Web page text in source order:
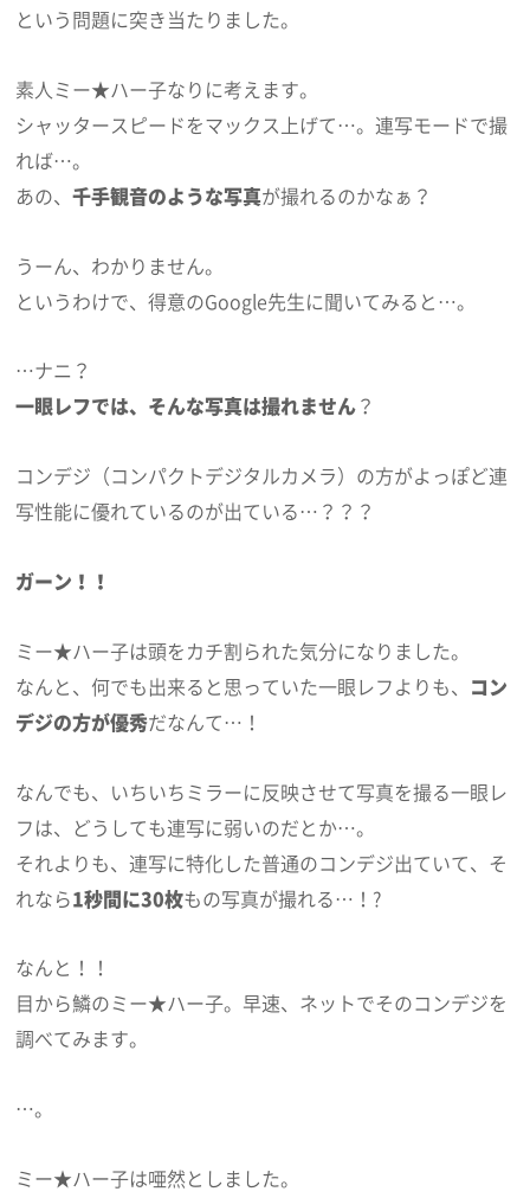
という問題に突き当たりました。
素人ミー★ハー子なりに考えます。
シャッタースピードをマックス上げて…。連写モードで撮
れば…。
あの、千手観音のような写真が撮れるのかなぁ？
うーん、わかりません。
というわけで、得意のGoogle先生に聞いてみると…。
…ナニ？
一眼レフでは、そんな写真は撮れません？
コンデジ（コンパクトデジタルカメラ）の方がよっぽど連
写性能に優れているのが出ている…？？？
ガーン！！
ミー★ハー子は頭をカチ割られた気分になりました。
なんと、何でも出来ると思っていた一眼レフよりも、 コン
デジの方が優秀だなんて…！
なんでも、いちいちミラーに反映させて写真を撮る一眼レ
フは、どうしても連写に弱いのだとか…。
それよりも、連写に特化した普通のコンデジ出ていて、そ
れなら1秒間に30枚もの写真が撮れる…！?
なんと！！
目から鱗のミー★ハー子。早速、ネットでそのコンデジを
調べてみます。
…。
ミー★ハー子は唖然としました。